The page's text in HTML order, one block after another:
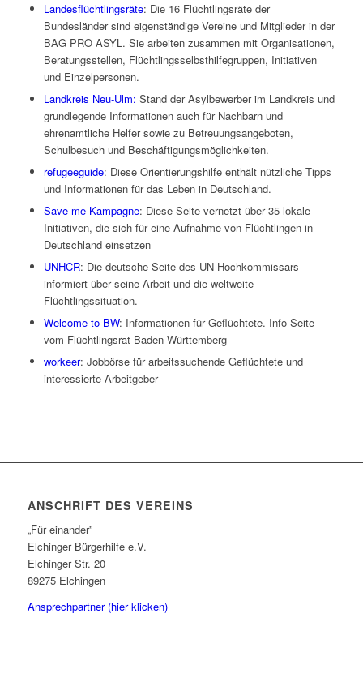
Landesflüchtlingsräte: Die 16 Flüchtlingsräte der
Bundesländer sind eigenständige Vereine und Mitglieder in der
BAG PRO ASYL. Sie arbeiten zusammen mit Organisationen,
Beratungsstellen, Flüchtlingsselbsthilfegruppen, Initiativen
und Einzelpersonen.
Landkreis Neu-Ulm: Stand der Asylbewerber im Landkreis und
grundlegende Informationen auch für Nachbarn und
ehrenamtliche Helfer sowie zu Betreuungsangeboten,
Schulbesuch und Beschäftigungsmöglichkeiten.
refugeeguide: Diese Orientierungshilfe enthält nützliche Tipps
und Informationen für das Leben in Deutschland.
Save-me-Kampagne: Diese Seite vernetzt über 35 lokale
Initiativen, die sich für eine Aufnahme von Flüchtlingen in
Deutschland einsetzen
UNHCR: Die deutsche Seite des UN-Hochkommissars
informiert über seine Arbeit und die weltweite
Flüchtlingssituation.
Welcome to BW: Informationen für Geflüchtete. Info-Seite
vom Flüchtlingsrat Baden-Württemberg
workeer: Jobbörse für arbeitssuchende Geflüchtete und
interessierte Arbeitgeber
ANSCHRIFT DES VEREINS
„Für einander”
Elchinger Bürgerhilfe e.V.
Elchinger Str. 20
89275 Elchingen
Ansprechpartner (hier klicken)